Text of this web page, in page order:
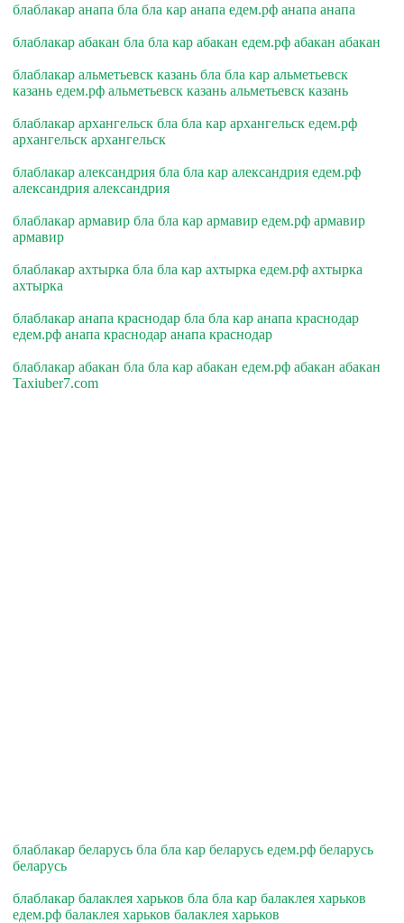
блаблакар анапа бла бла кар анапа едем.рф анапа анапа
блаблакар абакан бла бла кар абакан едем.рф абакан абакан
блаблакар альметьевск казань бла бла кар альметьевск
казань едем.рф альметьевск казань альметьевск казань
блаблакар архангельск бла бла кар архангельск едем.рф
архангельск архангельск
блаблакар александрия бла бла кар александрия едем.рф
александрия александрия
блаблакар армавир бла бла кар армавир едем.рф армавир
армавир
блаблакар ахтырка бла бла кар ахтырка едем.рф ахтырка
ахтырка
блаблакар анапа краснодар бла бла кар анапа краснодар
едем.рф анапа краснодар анапа краснодар
блаблакар абакан бла бла кар абакан едем.рф абакан абакан
Taxiuber7.com
блаблакар беларусь бла бла кар беларусь едем.рф беларусь
беларусь
блаблакар балаклея харьков бла бла кар балаклея харьков
едем.рф балаклея харьков балаклея харьков